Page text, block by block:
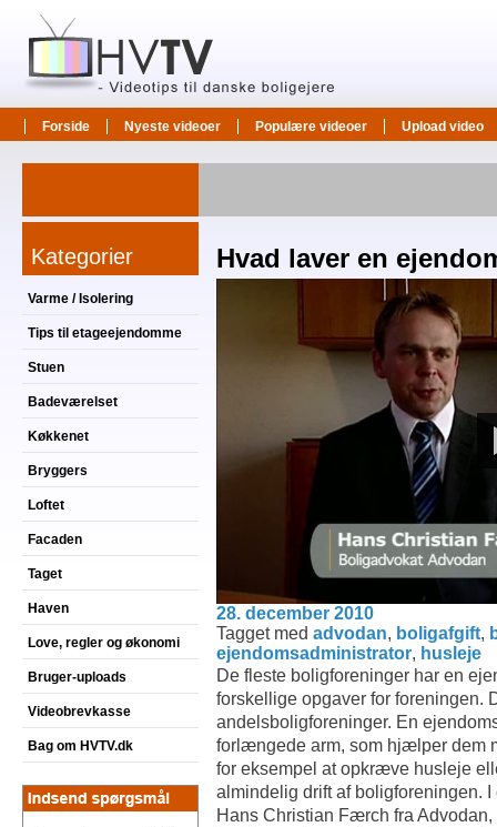
Forside Nyeste videoer Populære videoer Upload video
Kategorier
Varme / Isolering
Tips til etageejendomme
Stuen
Badeværelset
Køkkenet
Bryggers
Loftet
Facaden
Taget
Haven
Love, regler og økonomi
Bruger-uploads
Videobrevkasse
Bag om HVTV.dk
Hvad laver en
28. december 2010
Tagget med advodan, boligafgift,
ejendomsadministrator, husleje
De fleste boligforeninger har en
forskellige opgaver for foreningen.
andelsboligforeninger. En
forlængede arm, som hjælper dem
for eksempel at opkræve husleje
almindelig drift af boligforeningen.
Hans Christian Færch fra